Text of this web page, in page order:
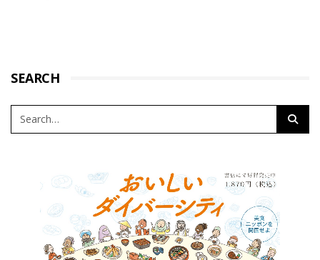
SEARCH